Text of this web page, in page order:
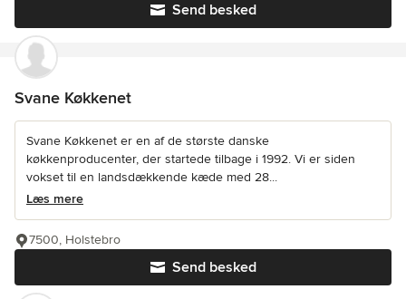
Send besked
Svane Køkkenet
Svane Køkkenet er en af de største danske
køkkenproducenter, der startede tilbage i 1992. Vi er siden
vokset til en landsdækkende kæde med 28...
Læs mere
Send besked
7500, Holstebro